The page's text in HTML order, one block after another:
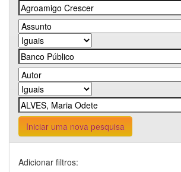
Iniciar uma nova pesquisa
Adicionar filtros: